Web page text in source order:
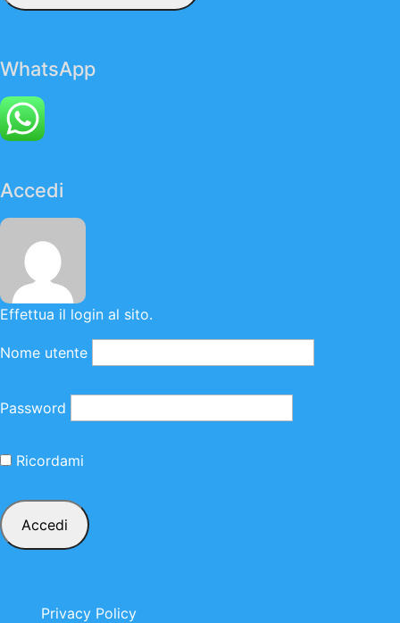
WhatsApp
Accedi
Effettua il login al sito.
Nome utente
Password
Ricordami
Privacy Policy